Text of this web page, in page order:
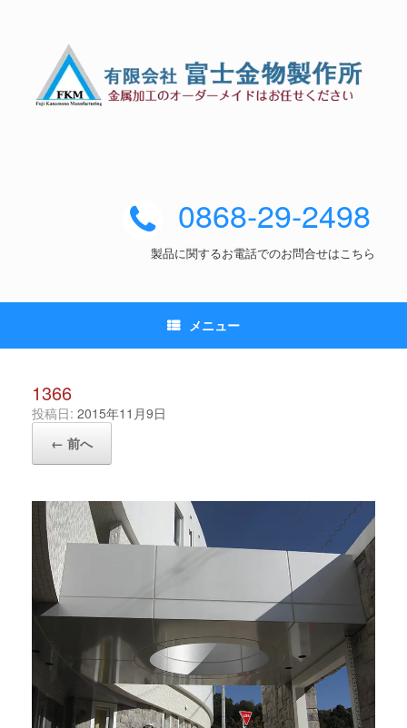
0868-29-2498
製品に関するお電話でのお問合せはこちら
メニュー
1366
投稿日: 2015年11月9日
← 前へ